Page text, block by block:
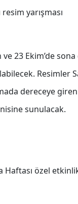
yarışması
ve 23 Ekim’de
Resimler
dereceye
sunulacak.
Haftası özel